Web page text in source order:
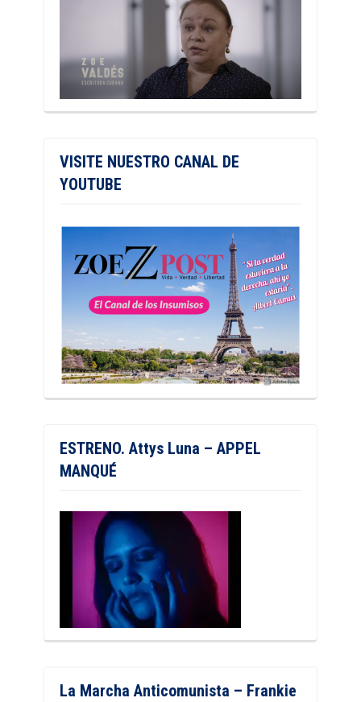
VISITE NUESTRO CANAL DE
YOUTUBE
ESTRENO. Attys Luna – APPEL
MANQUÉ
La Marcha Anticomunista – Frankie